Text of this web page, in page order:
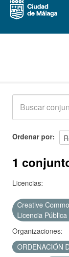
Acerca de
Ordenar por
1
Licencias:
Creative
Licencia
Organizaciones:
ORDENACIÓN